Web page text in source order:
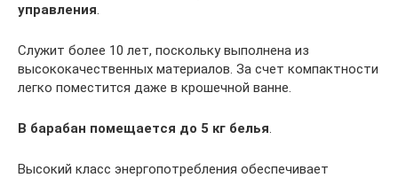
управления.
Служит более 10 лет, поскольку выполнена из
высококачественных материалов. За счет компактности
легко поместится даже в крошечной ванне.
В барабан помещается до 5 кг белья.
Высокий класс энергопотребления обеспечивает